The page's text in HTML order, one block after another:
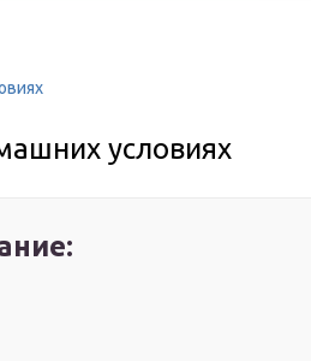
условиях